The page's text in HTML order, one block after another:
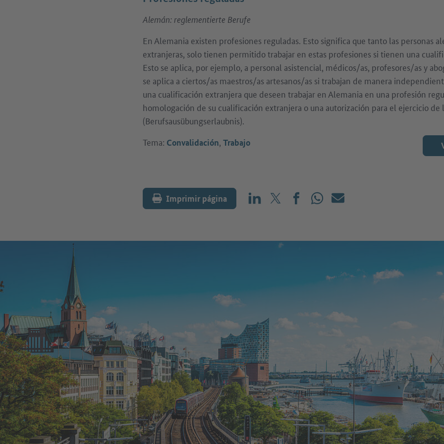
Alemán: reglementierte Berufe
En Alemania existen profesiones reguladas. Esto significa que tanto las personas
extranjeras, solo tienen permitido trabajar en estas profesiones si tienen una
Esto se aplica, por ejemplo, a personal asistencial, médicos/as, profesores/as y
se aplica a ciertos/as maestros/as artesanos/as si trabajan de manera
una cualificación extranjera que deseen trabajar en Alemania en una profesión
homologación de su cualificación extranjera o una autorización para el ejercicio de
(Berufsausübungserlaubnis).
Tema: Convalidación Trabajo
Imprimir página
Compartir en LinkedIn
Compartir en X (antes: Twitter)
Compartir en Facebook
Compartir en WhatsApp
Correo electrónico